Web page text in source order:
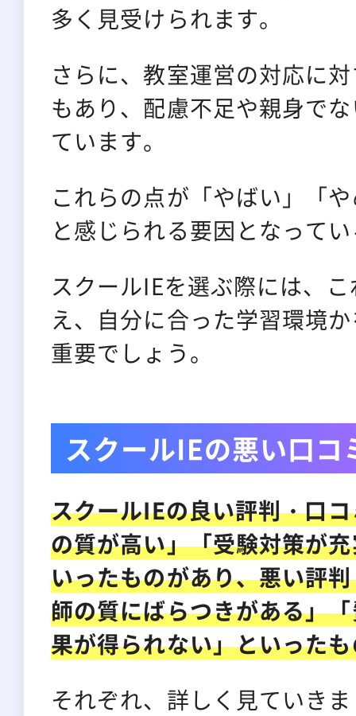
多く見受けられます。
さらに、教室運営の対応に
もあり、配慮不足や親身で
ています。
これらの点が「やばい」「
と感じられる要因となって
スクールIEを選ぶ際には、
え、自分に合った学習環境
重要でしょう。
スクールIEの悪い口コ
スクールIEの良い評判・口
の質が高い」「受験対策が
いったものがあり、悪い評
師の質にばらつきがある」
果が得られない」といった
それぞれ、詳しく見ていき